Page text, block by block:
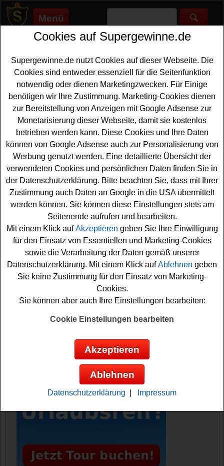
Menü
Supergewinne.de>Gewinnspiele>Reise Gewinnspiele>
Anzeige:
Anzeige:
Robinson Gewinnspiel - tollen
Urlaub gewinnen
Wer gern einen traumhaftenUrlaub gewinnenmöchte,
sollte bei diesem kostenlosen Robinson Gewinnspiel
mitmachen. Robinson verlost einen unvergesslichen
Urlaub im Robinson CALA SERENA auf Mallorca für
zwei Personen - inklusive Vollpension. Die Anreise muss
der Gewinner selbst organisieren.
Falls Sie den schönen Urlaub gewinnen möchten, sollten
Sie kurz das kleine Formular ausfüllen und können sich
damit Ihre Gewinnchance sichern. Vielleicht haben Sie ja
Glück und können einen entspannenden Urlaub
gewinnen? Auf jeden Fall sind die Daumen bereits
gedrückt für dieses tolle Robinson Gewinnspiel 2026!
Robinson verlost einen tollen Urlaub inkl.
Anzeige:
Cookies auf Supergewinne.de
Supergewinne.de nutzt Cookies auf dieser Webseite. Die
Cookies sind entweder essenziell für die Seitenfunktion
notwendig oder dienen Marketingzwecken. Für Einige
benötigen wir Ihre Zustimmung. Marketing-Cookies dienen
zur Bereitstellung von Anzeigen mit Google Adsense zur
Monetarisierung dieser Webseite, damit sie kostenlos
betrieben werden kann. Diese Cookies und Ihre Daten
können von Google Adsense auch zur Personalisierung von
Werbung genutzt werden. Eine detaillierte Übersicht der
verwendeten Cookies und persönlichen Daten finden Sie in
der Datenschutzerklärung. Bitte beachten Sie, dass mit Ihrer
Zustimmung auch Daten an Google in die USA übermittelt
werden können. Sie können diese Einstellungen stets am
Seitenende aufrufen und bearbeiten.
Mit einem Klick aufAkzeptieren geben Sie Ihre Einwilligung
für den Einsatz von Essentiellen und Marketing-Cookies
sowie die Verarbeitung der Daten gemäß unserer
Datenschutzerklärung. Mit einem Klick aufAblehnen geben
Sie keine Zustimmung für den Einsatz von Marketing-
Cookies.
Sie können aber auch Ihre Einstellungen bearbeiten:
Cookie Einstellungen bearbeiten
Akzeptieren
Ablehnen
Datenschutzerklärung Impressum